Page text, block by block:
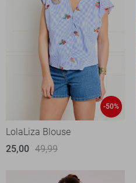
-50%
LolaLiza Blouse
25,00 49,99